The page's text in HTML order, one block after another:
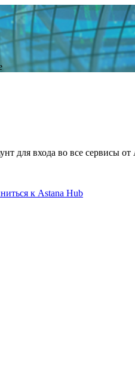
для входа во все сервисы от
к Astana Hub